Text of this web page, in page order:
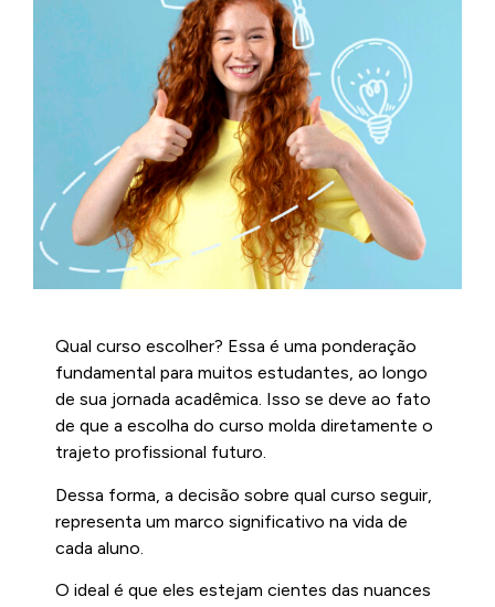
Qual curso escolher? Essa é uma ponderação
fundamental para muitos estudantes, ao longo
de sua jornada acadêmica. Isso se deve ao fato
de que a escolha do curso molda diretamente o
trajeto profissional futuro.
Dessa forma, a decisão sobre qual curso seguir,
representa um marco significativo na vida de
cada aluno.
O ideal é que eles estejam cientes das nuances